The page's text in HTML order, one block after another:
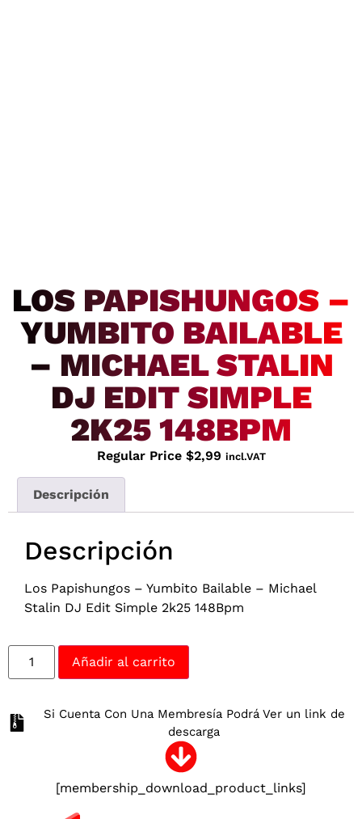
LOS PAPISHUNGOS –
YUMBITO BAILABLE
– MICHAEL STALIN
DJ EDIT SIMPLE
2K25 148BPM
Regular Price $2,99 incl.VAT
Descripción
Descripción
Los Papishungos – Yumbito Bailable – Michael
Stalin DJ Edit Simple 2k25 148Bpm
Añadir al carrito
Si Cuenta Con Una Membresía Podrá Ver un link de
descarga
[membership_download_product_links]